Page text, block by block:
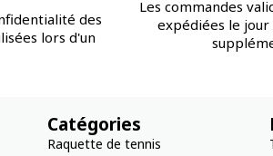
des
lors d'un
Les commandes
expédiées le
Catégories
Raquette de tennis